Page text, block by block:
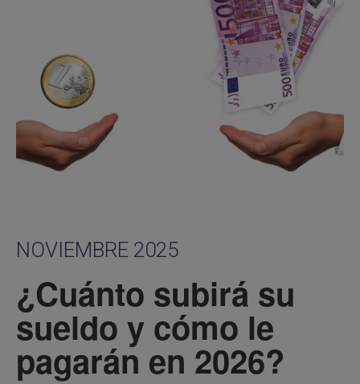
NOVIEMBRE 2025
¿Cuánto subirá su
sueldo y cómo le
pagarán en 2026?